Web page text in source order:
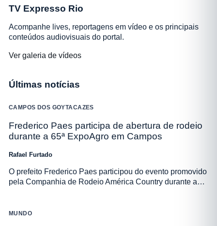
TV Expresso Rio
Acompanhe lives, reportagens em vídeo e os principais
conteúdos audiovisuais do portal.
Ver galeria de vídeos
Últimas notícias
CAMPOS DOS GOYTACAZES
Frederico Paes participa de abertura de rodeio
durante a 65ª ExpoAgro em Campos
Rafael Furtado
O prefeito Frederico Paes participou do evento promovido
pela Companhia de Rodeio América Country durante a…
MUNDO